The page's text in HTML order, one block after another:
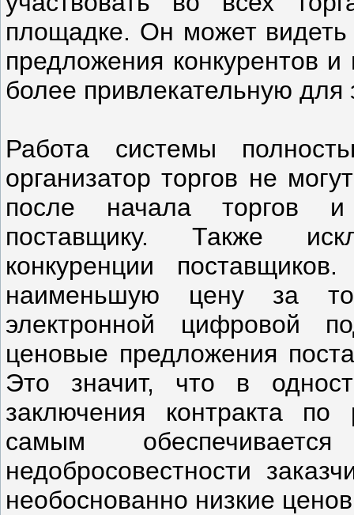
площадке. Он может
предложения конкурентов
более привлекательную для
Работа системы
организатор торгов не
после начала торгов и
поставщику. Также
конкуренции
наименьшую цену за
электронной цифровой
ценовые предложения
Это значит, что в
заключения контракта по
самым
недобросовестности
необоснованно низкие